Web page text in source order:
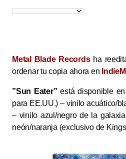
o e
Metal Blade Recordsha
ordenar tu copia ahora en
”Sun Eater” está disponible
para EE.UU.) – vinilo acuático/
– vinilo azul/negro de la
neón/naranja (exclusivo de